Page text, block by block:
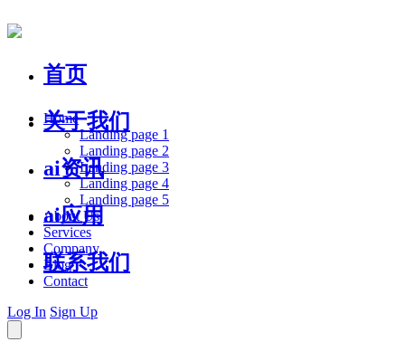
首页
关于我们
ai资讯
ai应用
联系我们
Home
Landing page 1
Landing page 2
Landing page 3
Landing page 4
Landing page 5
About Us
Services
Company
Blog
Contact
Log In Sign Up